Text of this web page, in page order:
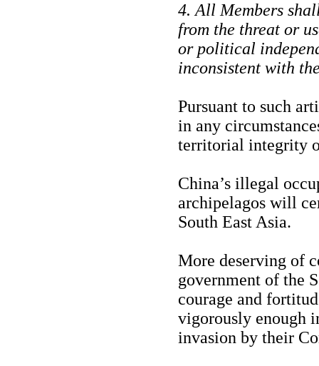
4. All Members
from the threat or
or political
inconsistent with
Pursuant to such
in any
territorial integrity
China’s illegal
archipelagos will
South East Asia.
More deserving of
government of the
courage and
vigorously enough
invasion by their